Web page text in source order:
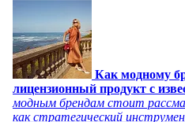
Как модному
лицензионный продукт с
модным брендам стоит
как стратегический